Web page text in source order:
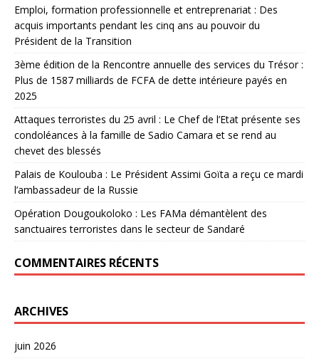
Emploi, formation professionnelle et entreprenariat : Des
acquis importants pendant les cinq ans au pouvoir du
Président de la Transition
3ème édition de la Rencontre annuelle des services du Trésor :
Plus de 1587 milliards de FCFA de dette intérieure payés en
2025
Attaques terroristes du 25 avril : Le Chef de l’Etat présente ses
condoléances à la famille de Sadio Camara et se rend au
chevet des blessés
Palais de Koulouba : Le Président Assimi Goïta a reçu ce mardi
l’ambassadeur de la Russie
Opération Dougoukoloko : Les FAMa démantèlent des
sanctuaires terroristes dans le secteur de Sandaré
COMMENTAIRES RÉCENTS
ARCHIVES
juin 2026